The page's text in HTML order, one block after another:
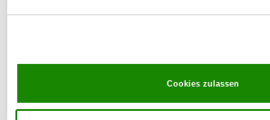
Cookies zulassen
Übungszeiten im Sommer:
Dienstag 17:00 h - 21:00 h